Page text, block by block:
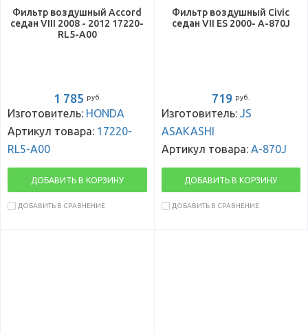
Фильтр воздушный Accord
седан VIII 2008 - 2012 17220-
RL5-A00
1 785 руб.
Изготовитель: HONDA
Артикул товара: 17220-
RL5-A00
ДОБАВИТЬ В КОРЗИНУ
ДОБАВИТЬ В СРАВНЕНИЕ
Фильтр воздушный Civic
седан VII ES 2000- A-870J
719 руб.
Изготовитель: JS
ASAKASHI
Артикул товара: A-870J
ДОБАВИТЬ В КОРЗИНУ
ДОБАВИТЬ В СРАВНЕНИЕ